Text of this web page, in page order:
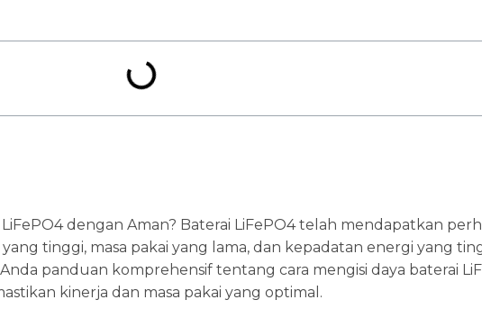
LiFePO4 dengan Aman? Baterai LiFePO4 telah mendapatkan
tinggi, masa pakai yang lama, dan kepadatan energi yang
panduan komprehensif tentang cara mengisi daya baterai
kinerja dan masa pakai yang optimal.